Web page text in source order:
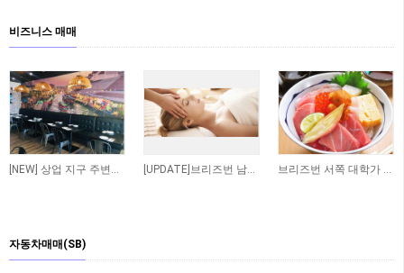
비즈니스 매매
[NEW] 상업 지구 주변에 위치한 저렴한 렌트비의 수익률 좋은 타이 테이크 어웨이 샾 매… [UPDATE]브리즈번 남쪽 저렴한 렌트비 마사지 샾 브리즈번 서쪽 대학가 인근 일식당 매매 합니다
자동차매매(SB)